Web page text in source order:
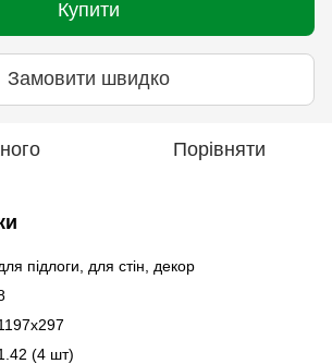
Купити
Замовити швидко
Порівняти
підлоги, для стін, декор
(4 шт)